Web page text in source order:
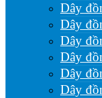
Dây
Dây
Dây
Dây
Dây
Dây